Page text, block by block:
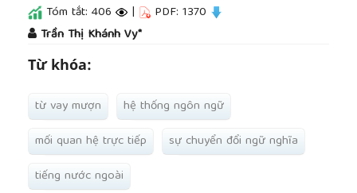
Tóm tắt: 406 | PDF: 1370
Trần Thị Khánh Vy*
Từ khóa:
từ vay mượn
hệ thống ngôn ngữ
mối quan hệ trực tiếp
sự chuyển đổi ngữ nghĩa
tiếng nước ngoài